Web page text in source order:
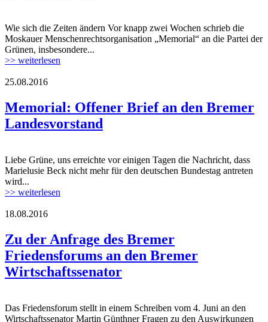
Wie sich die Zeiten ändern Vor knapp zwei Wochen schrieb die
Moskauer Menschenrechtsorganisation „Memorial“ an die Partei der
Grünen, insbesondere...
>> weiterlesen
25.08.2016
Memorial: Offener Brief an den Bremer
Landesvorstand
Liebe Grüne, uns erreichte vor einigen Tagen die Nachricht, dass
Marielusie Beck nicht mehr für den deutschen Bundestag antreten
wird...
>> weiterlesen
18.08.2016
Zu der Anfrage des Bremer
Friedensforums an den Bremer
Wirtschaftssenator
Das Friedensforum stellt in einem Schreiben vom 4. Juni an den
Wirtschaftssenator Martin Günthner Fragen zu den Auswirkungen